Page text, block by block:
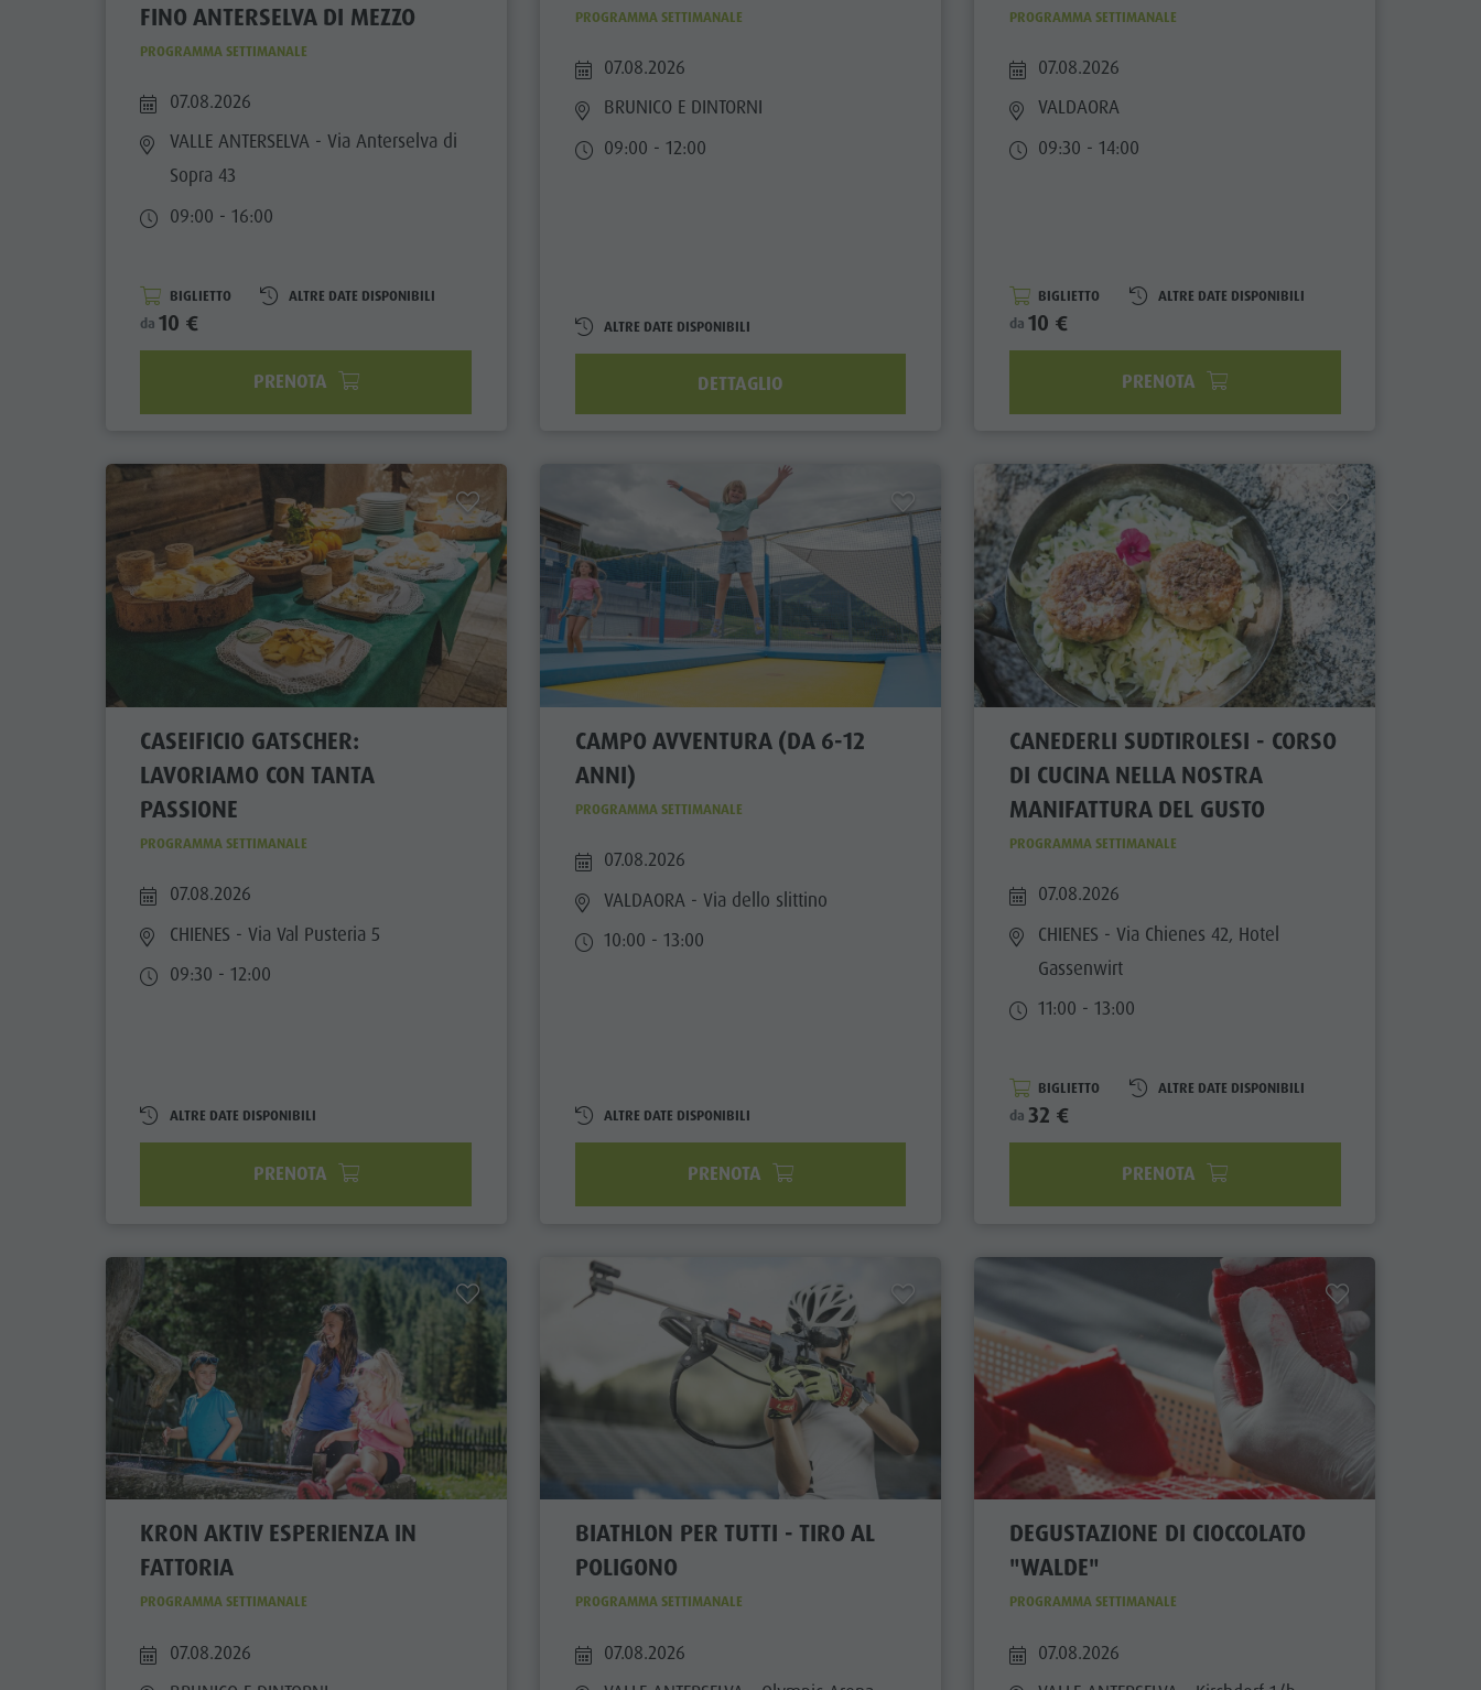
FINO ANTERSELVA DI MEZZO
PROGRAMMA SETTIMANALE
07.08.2026
VALLE ANTERSELVA- Via Anterselva di
Sopra 43
09:00 - 16:00
BIGLIETTO
da10 €
ALTRE DATE DISPONIBILI
PRENOTA
PROGRAMMA SETTIMANALE
07.08.2026
BRUNICO E DINTORNI
09:00 - 12:00
ALTRE DATE DISPONIBILI
DETTAGLIO
PROGRAMMA SETTIMANALE
07.08.2026
VALDAORA
09:30 - 14:00
BIGLIETTO
da 10 €
ALTRE DATE DISPONIBILI
PRENOTA
CASEIFICIO GATSCHER:
LAVORIAMO CON TANTA
PASSIONE
PROGRAMMA SETTIMANALE
07.08.2026
CHIENES - Via Val Pusteria 5
09:30 - 12:00
ALTRE DATE DISPONIBILI
PRENOTA
CAMPO AVVENTURA (DA 6-12
ANNI)
PROGRAMMA SETTIMANALE
07.08.2026
VALDAORA- Via dello slittino
10:00 - 13:00
ALTRE DATE DISPONIBILI
PRENOTA
CANEDERLI SUDTIROLESI - CORSO
DI CUCINA NELLA NOSTRA
MANIFATTURA DEL GUSTO
PROGRAMMA SETTIMANALE
07.08.2026
CHIENES - Via Chienes 42, Hotel
Gassenwirt
11:00 - 13:00
BIGLIETTO
da 32 €
ALTRE DATE DISPONIBILI
PRENOTA
KRON AKTIV ESPERIENZA IN
FATTORIA
PROGRAMMA SETTIMANALE
07.08.2026
BIATHLON PER TUTTI - TIRO AL
POLIGONO
PROGRAMMA SETTIMANALE
07.08.2026
DEGUSTAZIONE DI CIOCCOLATO
"WALDE"
PROGRAMMA SETTIMANALE
07.08.2026